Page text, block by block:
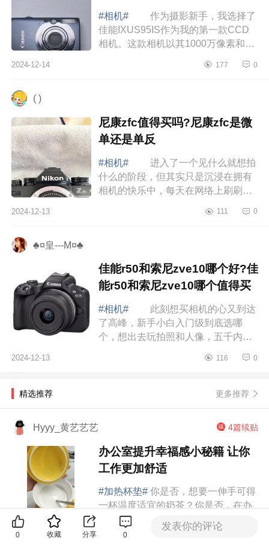
#相机#
作为摄影新手，我选择了
佳能IXUS95IS作为我的第一款CCD
相机。这款相机以其1000万像素和合
为大家介绍下佳能ixus系列哪个好
2024-12-14 177 0
( )
尼康zfc值得买吗?尼康zfc是微
单还是单反
#相机#
进入了一个见什么就想拍
什么的阶段，但其实只是沉浸在拥有
相机的快乐中，每天在网络上刷刷构
候认为只要拍的够多就一定可以驯服
2024-12-13 111 0
♣¤皇---M¤♣
佳能r50和索尼zve10哪个好?佳
能r50和索尼zve10哪个值得买
#相机#
此刻想买相机的心又到达
了高峰，新手小白入门级到底选哪
个，想出去玩拍照和人像，五千内的
头贵且少，索尼zve10又都说拍照像
2024-12-13 116 0
精选推荐 更多推荐
Hyyy_黄艺艺艺 4篇续贴
办公室提升幸福感小秘籍 让你
工作更加舒适
#加热杯垫# 你是否，想要一伸手可得
一杯温度适宜的奶茶？你是否，在办
公室忙了一会，刚冲的咖啡就凉了？
你是否，开水壶烧完的水太烫，总是
2020-08-25
0 收藏 分享 0
发表你的评论